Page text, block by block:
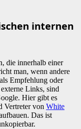
internen
die innerhalb einer
man, wenn andere
Empfehlung oder
Links, sind
Hier gibt es
Vertreter von White
Das ist